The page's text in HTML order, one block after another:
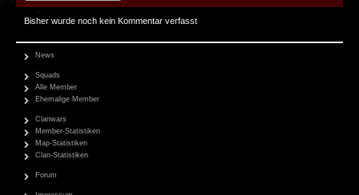
Bisher wurde noch kein Kommentar verfasst
News
Squads
Alle Member
Ehemalige Member
Clanwars
Member-Statistiken
Map-Statistiken
Clan-Statistiken
Forum